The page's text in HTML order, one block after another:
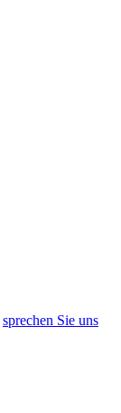
sprechen Sie uns